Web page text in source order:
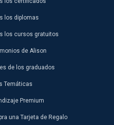
los diplomas
los cursos gratuitos
de Alison
de los graduados
Temáticas
Premium
una Tarjeta de Regalo